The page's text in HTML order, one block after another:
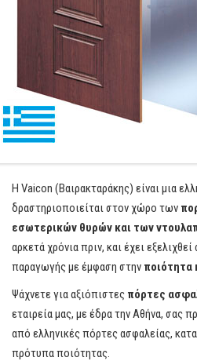
Η Vaicon (Βαιρακταράκης) είναι μια
δραστηριοποιείται στον χώρο των
εσωτερικών θυρών και των
αρκετά χρόνια πριν, και έχει
παραγωγής με έμφαση στην ποιότητα
Ψάχνετε για αξιόπιστες πόρτες
εταιρεία μας, με έδρα την Αθήνα, σας
από ελληνικές πόρτες ασφαλείας,
πρότυπα ποιότητας.